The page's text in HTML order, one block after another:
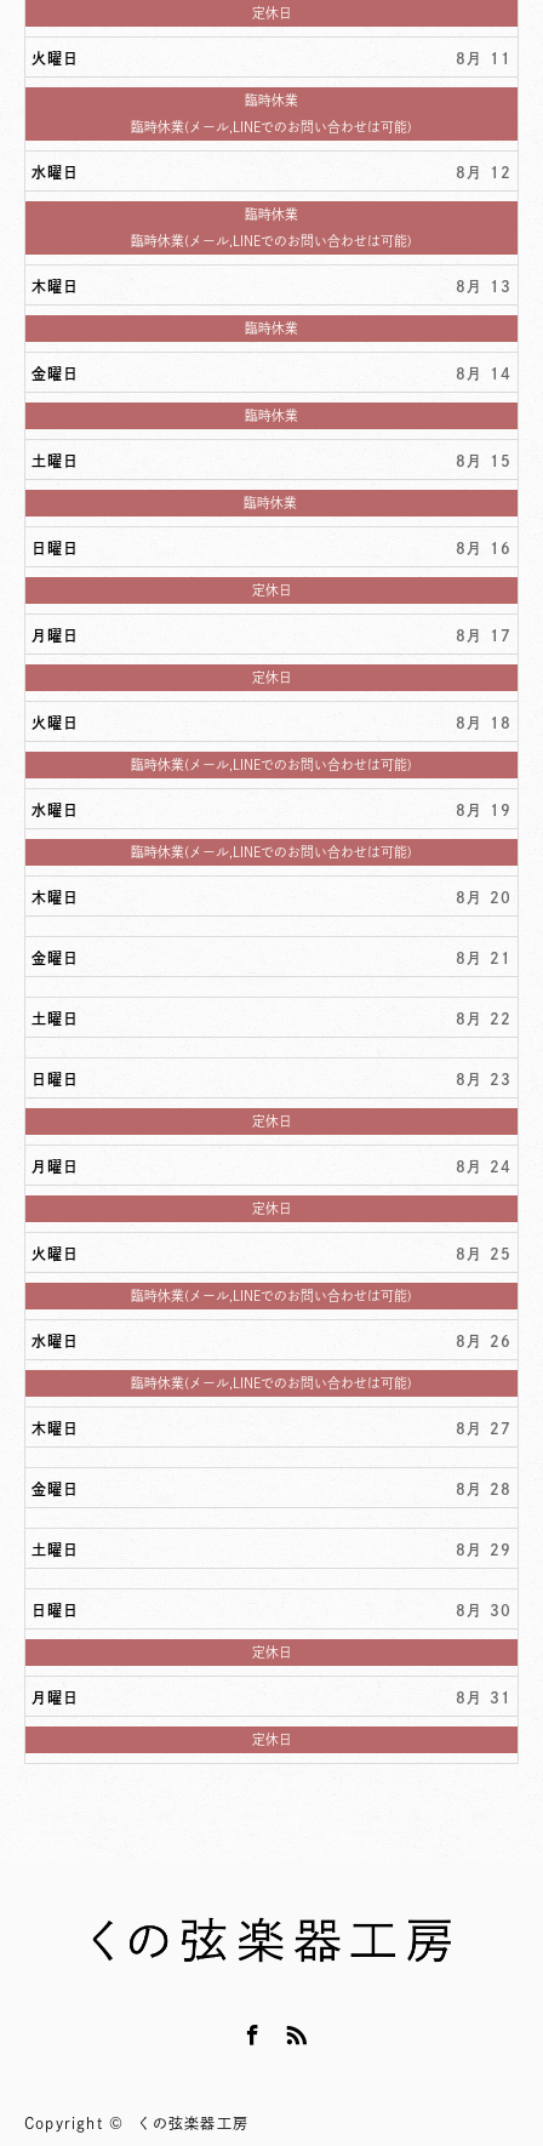
日,
8
2026
月
曜
月
10th
定休日
火曜日 8月 11
土
日,
8
2026
臨時休業
火
曜
月
臨時休業(メール,LINEでのお問い合わせは可能)
水曜日 8月 12
土
日,
8
2026
臨時休業
水
曜
月
2026
臨時休業(メール,LINEでのお問い合わせは可能)
木曜日 8月 13
土
曜
月
8th
2026
臨時休業
金曜日 8月 14
土
曜
月
8th
2026
臨時休業
土曜日 8月 15
土
曜
月
8th
2026
臨時休業
日曜日 8月 16
日
曜
月
16th
2026
定休日
月曜日 8月 17
月
曜
月
17th
2026
定休日
火曜日 8月 18
火
曜
月
18th
2026
臨時休業(メール,LINEでのお問い合わせは可能)
水曜日 8月 19
水
曜
月
19th
臨時休業(メール,LINEでのお問い合わせは可能)
木曜日 8月 20
金曜日 8月 21
土曜日 8月 22
日曜日 8月 23
日
曜
月
23rd
2026
定休日
月曜日 8月 24
月
曜
月
24th
2026
定休日
火曜日 8月 25
火
曜
月
25th
2026
臨時休業(メール,LINEでのお問い合わせは可能)
水曜日 8月 26
水
曜
月
26th
臨時休業(メール,LINEでのお問い合わせは可能)
木曜日 8月 27
金曜日 8月 28
土曜日 8月 29
日曜日 8月 30
日
曜
月
30th
2026
定休日
月曜日 8月 31
月
曜
定休日
Copyright © くの弦楽器工房